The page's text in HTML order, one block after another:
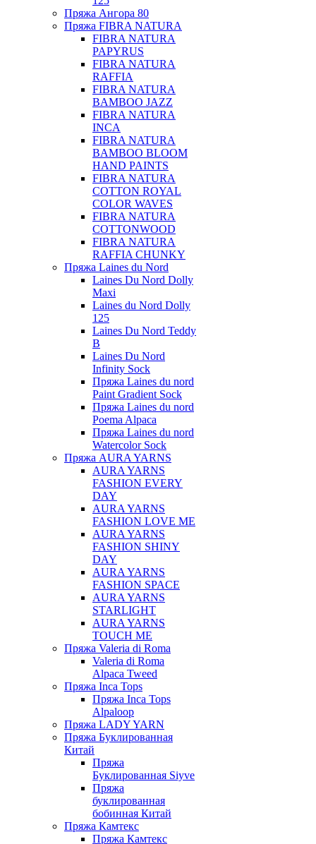
Пряжа Ангора 80
Пряжа FIBRA NATURA
FIBRA NATURA
PAPYRUS
FIBRA NATURA
RAFFIA
FIBRA NATURA
BAMBOO JAZZ
FIBRA NATURA
INCA
FIBRA NATURA
BAMBOO BLOOM
HAND PAINTS
FIBRA NATURA
COTTON ROYAL
COLOR WAVES
FIBRA NATURA
COTTONWOOD
FIBRA NATURA
RAFFIA CHUNKY
Пряжа Laines du Nord
Laines Du Nord Dolly
Maxi
Laines du Nord Dolly
125
Laines Du Nord Teddy
B
Laines Du Nord
Infinity Sock
Пряжа Laines du nord
Paint Gradient Sock
Пряжа Laines du nord
Poema Alpaca
Пряжа Laines du nord
Watercolor Sock
Пряжа AURA YARNS
AURA YARNS
FASHION EVERY
DAY
AURA YARNS
FASHION LOVE ME
AURA YARNS
FASHION SHINY
DAY
AURA YARNS
FASHION SPACE
AURA YARNS
STARLIGHT
AURA YARNS
TOUCH ME
Пряжа Valeria di Roma
Valeria di Roma
Alpaca Tweed
Пряжа Inca Tops
Пряжа Inca Tops
Alpaloop
Пряжа LADY YARN
Пряжа Буклированная
Китай
Пряжа
Буклированная Siyve
Пряжа
буклированная
бобинная Китай
Пряжа Камтекс
Пряжа Камтекс